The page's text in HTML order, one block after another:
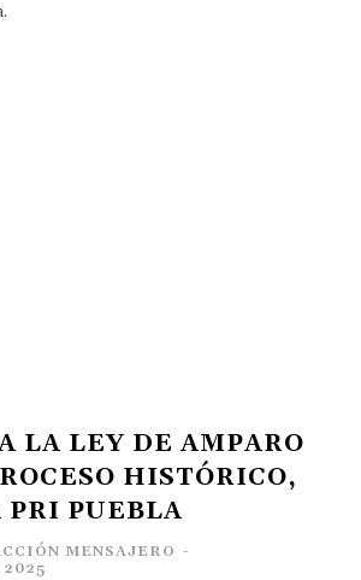
LA LEY DE AMPARO
HISTÓRICO,
PRI PUEBLA
MENSAJERO -